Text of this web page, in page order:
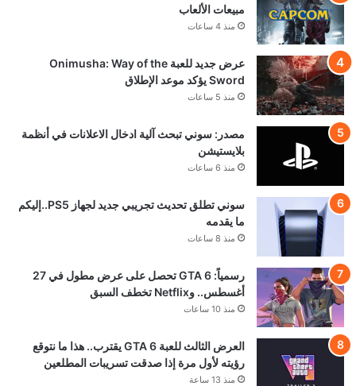
مبيعات الألعاب
منذ 4 ساعات
عرض جديد للعبة Onimusha: Way of the
Sword يؤكد موعد الإطلاق
منذ 5 ساعات
مصدر: سوني تبحث آلية ادخال الاعلانات في أنظمة
بلايستيشن
منذ 6 ساعات
سوني تطلق تحديث تجريبي جديد لجهاز PS5..إليكم
ما يقدمه
منذ 8 ساعات
رسمياً: GTA 6 تحصل على عرض مطول في 27
أغسطس.. وNetflix تخطف السبق
منذ 10 ساعات
العرض الثالث للعبة GTA 6 يقترب.. هذا ما نتوقع
رؤيته لأول مرة إذا صدقت تسريبات المطلعين
منذ 13 ساعة